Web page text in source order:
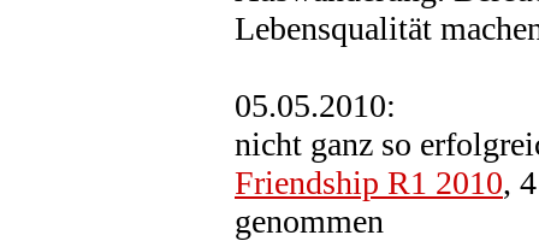
Lebensqualität
05.05.2010:
nicht ganz so
Friendship R1 2010,
genommen